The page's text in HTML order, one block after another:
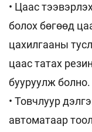
• Цаас
болох бөгөөд
цахилгааны
цаас татах
бууруулж болно.
• Товчлуур
автоматаар